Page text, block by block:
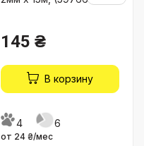
145 ₴
В корзину
4 6
от 24 ₴/мес